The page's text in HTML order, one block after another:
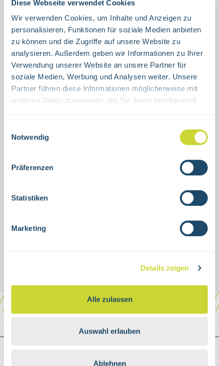
Diese Webseite verwendet Cookies
Wir verwenden Cookies, um Inhalte und Anzeigen zu
personalisieren, Funktionen für soziale Medien anbieten
zu können und die Zugriffe auf unsere Website zu
analysieren. Außerdem geben wir Informationen zu Ihrer
Verwendung unserer Website an unsere Partner für
soziale Medien, Werbung und Analysen weiter. Unsere
Partner führen diese Informationen möglicherweise mit
weiteren Daten zusammen, die Sie ihnen bereitgestellt
Notwendig
Präferenzen
Statistiken
Marketing
Details zeigen
Alle zulassen
Auswahl erlauben
Ablehnen
Größeauswählen
40 X 20 CM
60 X 30 CM 30 X 15 CM
Materialauswählen
FOLIE
(DIESE OPTION IST ZURZEIT NICHT VERFÜGBAR.)
Stück
IN DEN WARENKORB
Beschreibung
ohne mittige Lichtkantezur Nutzung in
GrößenAluminium oder sel…